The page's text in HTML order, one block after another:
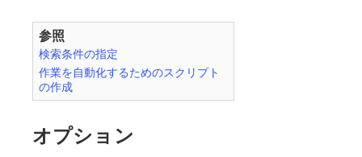
参照
検索条件の指定
作業を自動化するためのスクリプト
の作成
オプション